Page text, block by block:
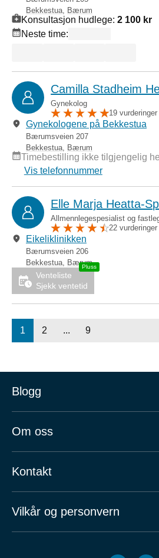
Bekkestua
Bærum
Konsultasjon hudlege: 2 100 kr
Neste time:
Camilla Stadheim
Gynekolog
19 vurderinger
Gynekologene på Bekkestua
Bærumsveien 207
Bekkestua, Bærum
Timebestilling ikke tilgjengelig
Vis telefonnummer
Elle Marja Heatta-
Allmennlegespesialist og
22 vurderinger
Eikeliklinikken
Bærumsveien 206
Bekkestua
Bærum
Venteliste
Sjekk ventetid
1 2 ... 9
Blogg
Om oss
Kontakt
Vilkår og personvern